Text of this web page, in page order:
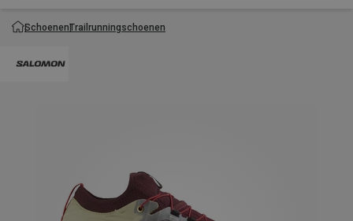
SchoenenTrailrunningschoenen